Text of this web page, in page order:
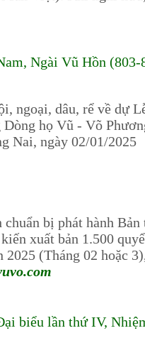
Ngài Vũ Hồn (803-
ngoại, dâu, rể về dự
họ Vũ - Võ
Nai, ngày 02/01/2025
bị phát hành Bản
xuất bản 1.500
(Tháng 02 hoặc
biểu lần thứ IV,